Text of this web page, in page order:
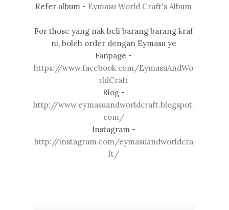
Refer album - Eymasu World Craft's Album
For those yang nak beli barang barang kraf
ni, boleh order dengan Eymasu ye
Fanpage -
https://www.facebook.com/EymasuAndWo
rldCraft
Blog -
http://www.eymasuandworldcraft.blogspot.
com/
Instagram -
http://instagram.com/eymasuandworldcra
ft/